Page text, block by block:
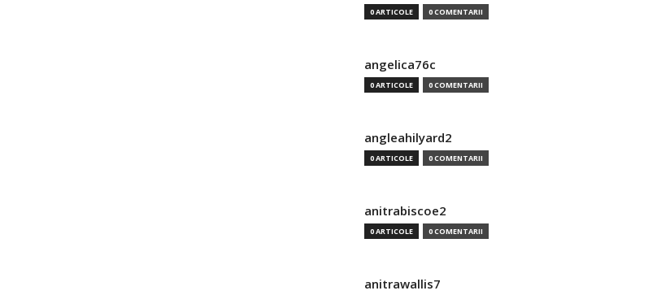
0 ARTICOLE 0 COMENTARII
angelica76c
0 ARTICOLE 0 COMENTARII
angleahilyard2
0 ARTICOLE 0 COMENTARII
anitrabiscoe2
0 ARTICOLE 0 COMENTARII
anitrawallis7